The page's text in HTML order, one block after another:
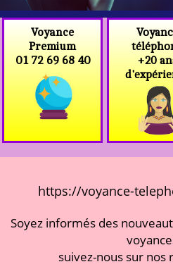
Voyance
Premium
01 72 69 68 40
+20
https://voyance-
Soyez informés des
suivez-nous sur nos